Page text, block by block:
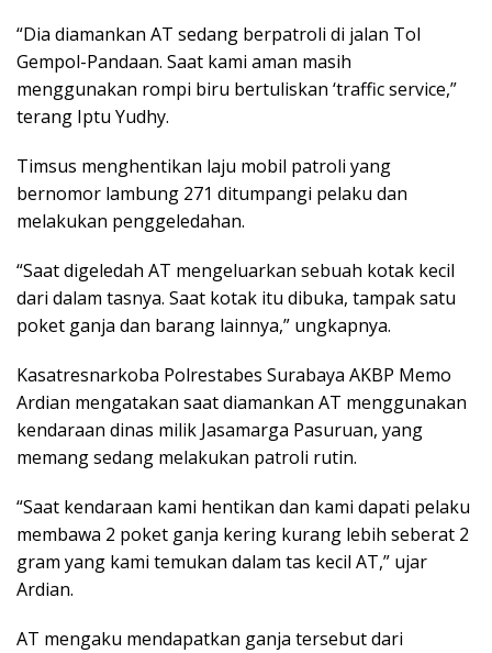
“Dia diamankan AT sedang berpatroli di jalan Tol
Gempol-Pandaan. Saat kami aman masih
menggunakan rompi biru bertuliskan ‘traffic service,”
terang Iptu Yudhy.
Timsus menghentikan laju mobil patroli yang
bernomor lambung 271 ditumpangi pelaku dan
melakukan penggeledahan.
“Saat digeledah AT mengeluarkan sebuah kotak kecil
dari dalam tasnya. Saat kotak itu dibuka, tampak satu
poket ganja dan barang lainnya,” ungkapnya.
Kasatresnarkoba Polrestabes Surabaya AKBP Memo
Ardian mengatakan saat diamankan AT menggunakan
kendaraan dinas milik Jasamarga Pasuruan, yang
memang sedang melakukan patroli rutin.
“Saat kendaraan kami hentikan dan kami dapati pelaku
membawa 2 poket ganja kering kurang lebih seberat 2
gram yang kami temukan dalam tas kecil AT,” ujar
Ardian.
AT mengaku mendapatkan ganja tersebut dari